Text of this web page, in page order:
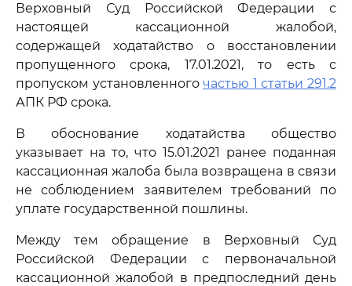
Верховный Суд Российской Федерации с
настоящей кассационной жалобой,
содержащей ходатайство о восстановлении
пропущенного срока, 17.01.2021, то есть с
пропуском установленногочастью 1 статьи 291.2
АПК РФ срока.
В обоснование ходатайства общество
указывает на то, что 15.01.2021 ранее поданная
кассационная жалоба была возвращена в связи
не соблюдением заявителем требований по
уплате государственной пошлины.
Между тем обращение в Верховный Суд
Российской Федерации с первоначальной
кассационной жалобой в предпоследний день